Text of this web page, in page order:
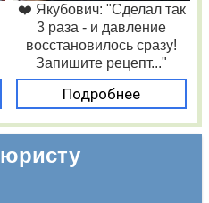
❤️ Якубович: "Сделал так
3 раза - и давление
восстановилось сразу!
Запишите рецепт..."
Подробнее